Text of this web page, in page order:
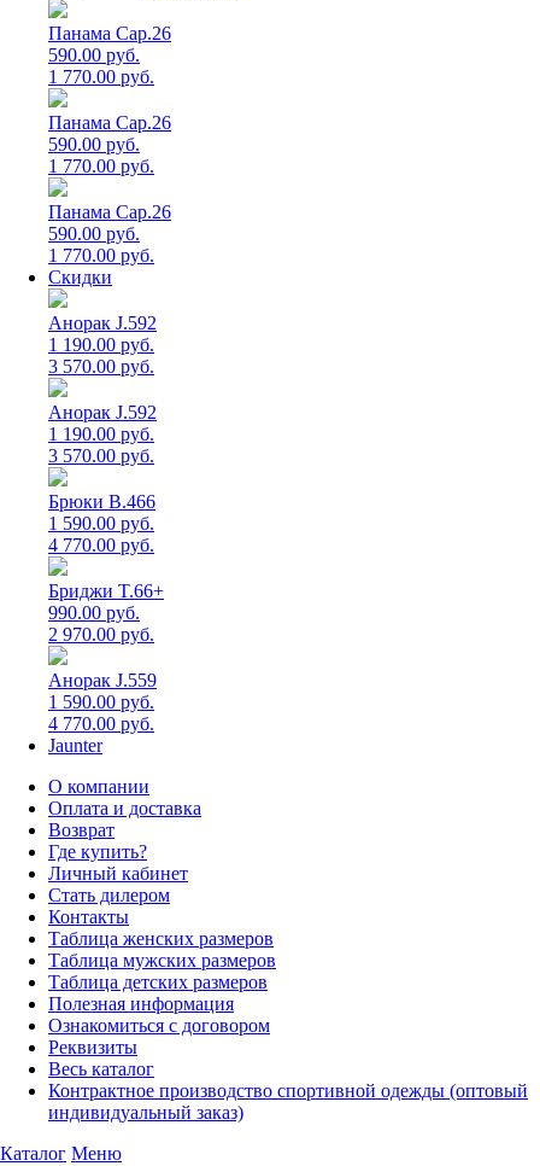
Панама Cap.26
590.00 руб.
1 770.00 руб.
Панама Cap.26
590.00 руб.
1 770.00 руб.
Панама Cap.26
590.00 руб.
1 770.00 руб.
Скидки
Анорак J.592
1 190.00 руб.
3 570.00 руб.
Анорак J.592
1 190.00 руб.
3 570.00 руб.
Брюки B.466
1 590.00 руб.
4 770.00 руб.
Бриджи T.66+
990.00 руб.
2 970.00 руб.
Анорак J.559
1 590.00 руб.
4 770.00 руб.
Jaunter
О компании
Оплата и доставка
Возврат
Где купить?
Личный кабинет
Стать дилером
Контакты
Таблица женских размеров
Таблица мужских размеров
Таблица детских размеров
Полезная информация
Ознакомиться с договором
Реквизиты
Весь каталог
Контрактное производство спортивной одежды (оптовый
индивидуальный заказ)
Каталог Меню